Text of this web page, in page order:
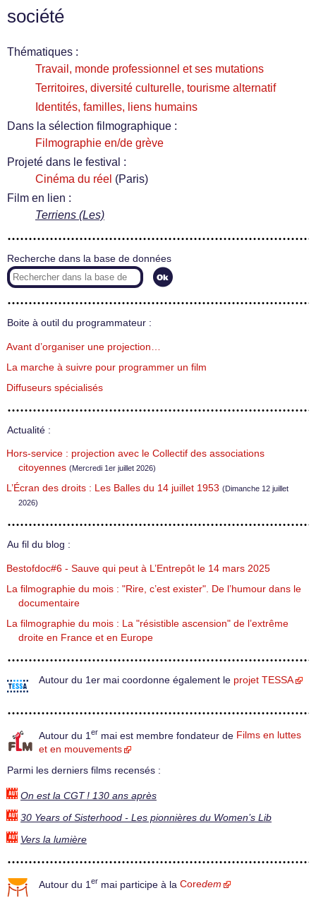
société
Thématiques :
Travail, monde professionnel et ses mutations
Territoires, diversité culturelle, tourisme alternatif
Identités, familles, liens humains
Dans la sélection filmographique :
Filmographie en/de grève
Projeté dans le festival :
Cinéma du réel (Paris)
Film en lien :
Terriens (Les)
Recherche dans la base de données
Boite à outil du programmateur :
Avant d’organiser une projection…
La marche à suivre pour programmer un film
Diffuseurs spécialisés
Actualité :
Hors-service : projection avec le Collectif des associations
citoyennes (Mercredi 1er juillet 2026)
L’Écran des droits : Les Balles du 14 juillet 1953 (Dimanche 12 juillet
2026)
Au fil du blog :
Bestofdoc#6 - Sauve qui peut à L’Entrepôt le 14 mars 2025
La filmographie du mois : "Rire, c’est exister". De l’humour dans le
documentaire
La filmographie du mois : La "résistible ascension" de l’extrême
droite en France et en Europe
Autour du 1er mai coordonne également le projet TESSA
Autour du 1 er mai est membre fondateur de Films en luttes
et en mouvements
Parmi les derniers films recensés :
On est la CGT ! 130 ans après
30 Years of Sisterhood - Les pionnières du Women’s Lib
Vers la lumière
Autour du 1 er mai participe à la Coredem